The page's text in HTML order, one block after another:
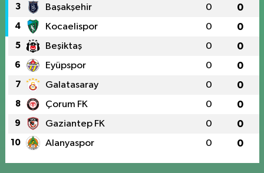
3 Başakşehir 0 0
4 Kocaelispor 0 0
5 Beşiktaş 0 0
6 Eyüpspor 0 0
7 Galatasaray 0 0
8 Çorum FK 0 0
9 Gaziantep FK 0 0
10 Alanyaspor 0 0